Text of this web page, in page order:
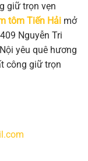
giữ trọn vẹn
tôm Tiến Hải mở
Nguyễn Tri
yêu quê hương
công giữ trọn